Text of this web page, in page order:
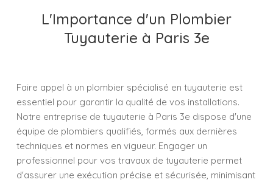
L'Importance d'un Plombier
Tuyauterie à Paris 3e
Faire appel à un plombier spécialisé en tuyauterie est
essentiel pour garantir la qualité de vos installations.
Notre entreprise de tuyauterie à Paris 3e dispose d'une
équipe de plombiers qualifiés, formés aux dernières
techniques et normes en vigueur. Engager un
professionnel pour vos travaux de tuyauterie permet
d'assurer une exécution précise et sécurisée, minimisant